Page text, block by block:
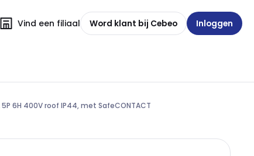
Vind een filiaal Word klant bij Cebeo Inloggen
6H 400V roof IP44, met SafeCONTACT